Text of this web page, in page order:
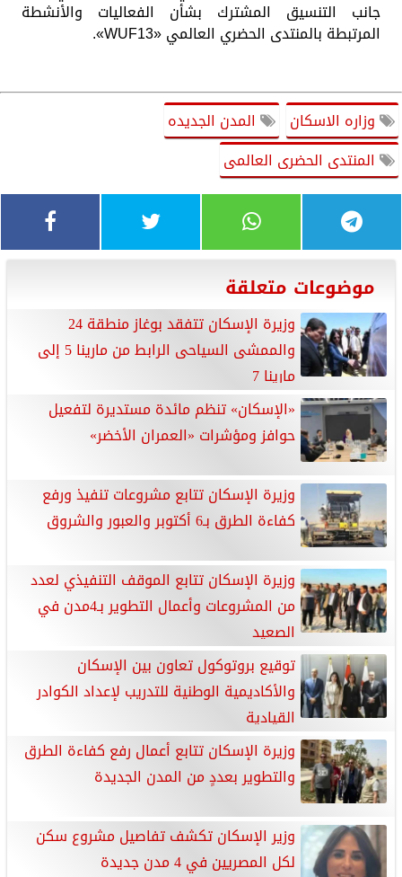
جانب التنسيق المشترك بشأن الفعاليات والأنشطة
المرتبطة بالمنتدى الحضري العالمي «WUF13».
وزاره الاسكان
المدن الجديده
المنتدى الحضرى العالمى
موضوعات متعلقة
وزيرة الإسكان تتفقد بوغاز منطقة 24
والممشى السياحى الرابط من مارينا 5 إلى
مارينا 7
«الإسكان» تنظم مائدة مستديرة لتفعيل
حوافز ومؤشرات «العمران الأخضر»
وزيرة الإسكان تتابع مشروعات تنفيذ ورفع
كفاءة الطرق بـ6 أكتوبر والعبور والشروق
وزيرة الإسكان تتابع الموقف التنفيذي لعدد
من المشروعات وأعمال التطوير بـ4مدن في
الصعيد
توقيع بروتوكول تعاون بين الإسكان
والأكاديمية الوطنية للتدريب لإعداد الكوادر
القيادية
وزيرة الإسكان تتابع أعمال رفع كفاءة الطرق
والتطوير بعددٍ من المدن الجديدة
وزير الإسكان تكشف تفاصيل مشروع سكن
لكل المصريين في 4 مدن جديدة